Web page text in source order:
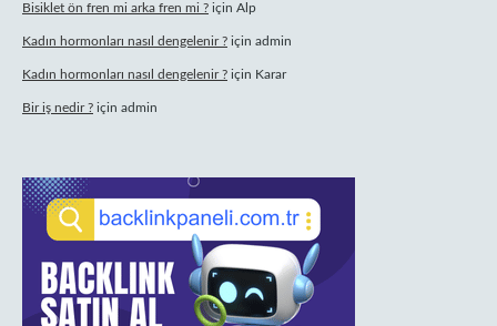
Bisiklet ön fren mi arka fren mi ? için Alp
Kadın hormonları nasıl dengelenir ? için admin
Kadın hormonları nasıl dengelenir ? için Karar
Bir iş nedir ? için admin